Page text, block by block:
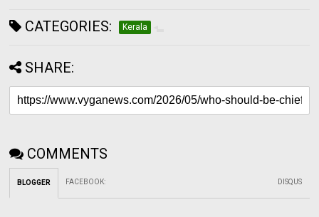
CATEGORIES: Kerala
SHARE:
COMMENTS
BLOGGER FACEBOOK: DISQUS